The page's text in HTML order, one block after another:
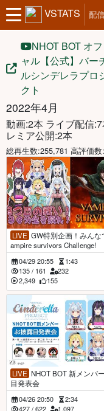
VSTATS 配
NHOT BOT オ
ャル【公式】バー
ルシンデレラプロ
クト
2022年4月
動画:2本 ライブ配信
レミア公開:2本
総再生数:255,781 高評価
LIVE
ampire survivors Challenge!
04/29 20:55
1:43
135/ 161
232
2,349
155
LIVE
目発表会
04/26 20:50
2:34
427/ 622
1,097